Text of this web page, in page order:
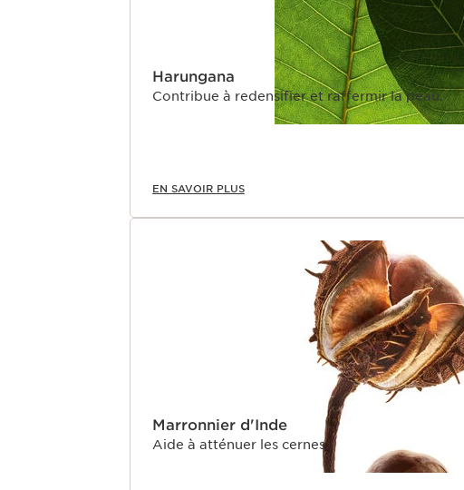
Un contour des yeux au rétinol naturel anti-âge,
maintenant rechargeable en aluminium. Dès
contribuez à diminuer de 73%* son impact
rachat d'un flacon rechargeable complet.*En
en comparaison de l’achat de 2 flacons Total Eye
complet rechargé 1 fois. Calcul basé sur un score
Harungana
Contribue à redensifier et raffermir la peau.
EN SAVOIR PLUS
Marronnier d'Inde
Aide à atténuer les cernes.